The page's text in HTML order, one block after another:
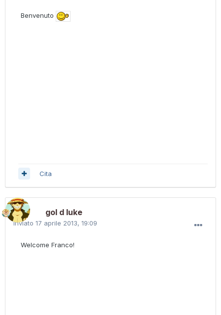
Benvenuto
Cita
gol d luke
Inviato 17 aprile 2013, 19:09
Welcome Franco!